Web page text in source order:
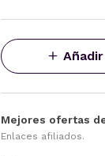
Mejores ofertas
Enlaces afiliados.